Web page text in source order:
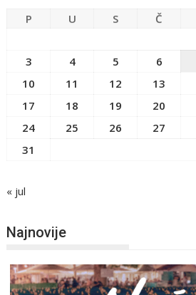
P U S Č
3
4 5 6
10
11 12 13
17
18 19 20
24
25 26 27
31
« jul
Najnovije